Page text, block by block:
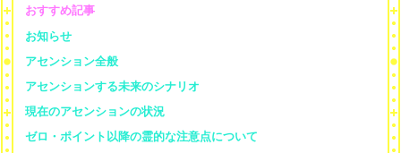
おすすめ記事
お知らせ
アセンション全般
アセンションする未来のシナリオ
現在のアセンションの状況
ゼロ・ポイント以降の霊的な注意点について